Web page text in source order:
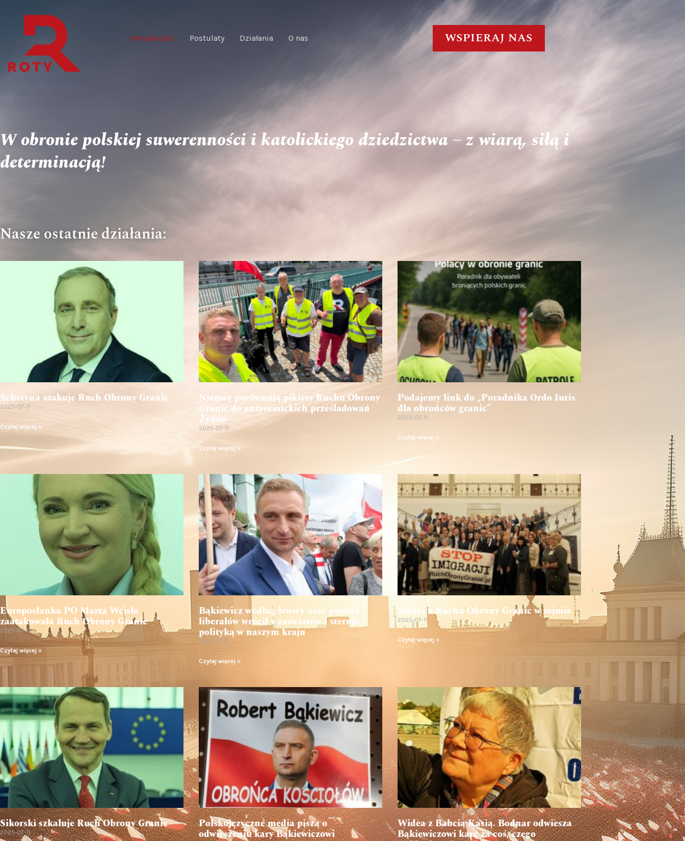
Aktualności Postulaty Działania O nas WSPIERAJ NAS
W obronie polskiej suwerenności i katolickiego dziedzictwa – z wiarą, siłą i
determinacją!
Nasze ostatnie działania:
Schetyna atakuje Ruch Obrony Granic
2025-07-11
Czytaj więcej »
Niemcy porównują pikiety Ruchu Obrony
Granic do antysemickich prześladowań
Żydów
2025-07-11
Czytaj więcej »
Podajemy link do „Poradnika Ordo Iuris
dla obrońców granic”
2025-07-11
Czytaj więcej »
Europosłanka PO Marta Wcisło
zaatakowała Ruch Obrony Granic
2025-07-11
Czytaj więcej »
Bąkiewicz według lewicy oraz pseudo
liberałów wrócił z zaświatów i steruje
polityką w naszym kraju
2025-07-11
Czytaj więcej »
Media o Ruchu Obrony Granic w sejmie
2025-07-11
Czytaj więcej »
Sikorski szkaluje Ruch Obrony Granic
2025-07-11
Polskojęzyczne media piszą o
odwieszeniu kary Bąkiewiczowi
Widea z Babcią Kasią. Bodnar odwiesza
Bąkiewiczowi karę za coś, czego